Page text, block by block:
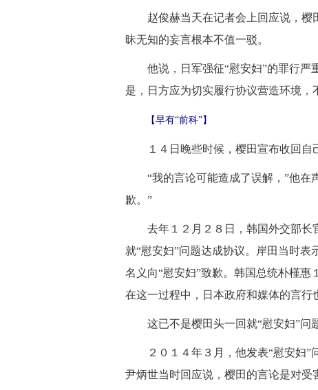
赵俊赫当天在记者会上回应说，樱
昧无知的妄言根本不值一驳。
他说，日军强征“慰安妇”的罪行严
是，日方应为切实履行协议营造环境，
【早有“前科”】
１４日晚些时候，樱田宣布收回自
“我的言论可能造成了误解，”他在
歉。”
去年１２月２８日，韩国外交部长
就“慰安妇”问题达成协议。岸田当时表
名义向“慰安妇”致歉。韩国总统朴槿惠
在这一过程中，日本政府和媒体的言行
这已不是樱田头一回就“慰安妇”问题
２０１４年３月，他发表“慰安妇”
尹炳世当时回应说，樱田的言论是对